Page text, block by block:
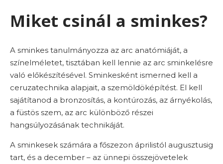
Miket csinál a sminkes?
A sminkes tanulmányozza az arc anatómiáját, a
színelméletet, tisztában kell lennie az arc sminkelésre
való előkészítésével. Sminkesként ismerned kell a
ceruzatechnika alapjait, a szemöldöképítést. El kell
sajátítanod a bronzosítás, a kontúrozás, az árnyékolás,
a füstös szem, az arc különböző részei
hangsúlyozásának technikáját.
A sminkesek számára a főszezon áprilistól augusztusig
tart, és a december – az ünnepi összejövetelek